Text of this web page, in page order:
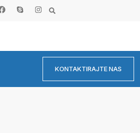
KONTAKTIRAJTE NAS